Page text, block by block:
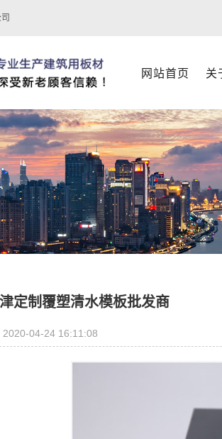
网站首页 关
定制覆塑清水模板批发商
2020-04-24 16:11:08